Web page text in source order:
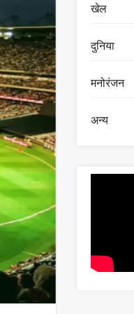
खेल
दुनिया
मनोरंजन
अन्य